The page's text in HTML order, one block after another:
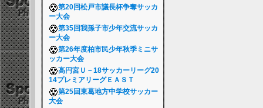
第20回松戸市議長杯争奪サッカ
ー大会
第35回我孫子市少年交流サッカ
ー大会
第26年度柏市民少年秋季ミニサ
ッカー大会
高円宮Ｕ－18サッカーリーグ20
14プレミアリーグＥＡＳＴ
第25回東葛地方中学校サッカー
大会